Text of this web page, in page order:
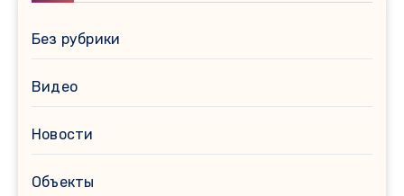
Без рубрики
Видео
Новости
Объекты